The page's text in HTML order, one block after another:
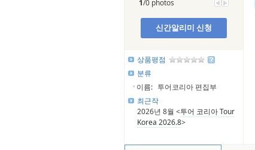
1/0 photos
신간알리미 신청
상품평점
분류
이름: 투어코리아 편집부
최근작
2026년 8월 <투어 코리아 Tour
Korea 2026.8>